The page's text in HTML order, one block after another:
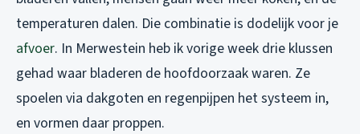
temperaturen dalen. Die combinatie is dodelijk voor je
afvoer. In Merwestein heb ik vorige week drie klussen
gehad waar bladeren de hoofdoorzaak waren. Ze
spoelen via dakgoten en regenpijpen het systeem in,
en vormen daar proppen.